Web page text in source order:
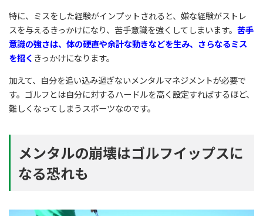
特に、ミスをした経験がインプットされると、嫌な経験がストレ
スを与えるきっかけになり、苦手意識を強くしてしまいます。 苦手
意識の強さは、体の硬直や余計な動きなどを生み、さらなるミス
を招く きっかけになります。
加えて、自分を追い込み過ぎないメンタルマネジメントが必要で
す。ゴルフとは自分に対するハードルを高く設定すればするほど、
難しくなってしまうスポーツなのです。
メンタルの崩壊はゴルフイップスに
なる恐れも